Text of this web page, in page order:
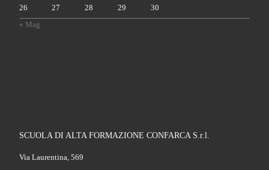
26 27 28 29
30
« Mag
SCUOLA DI ALTA FORMAZIONE CONFARCA S.r.l.
Via Laurentina, 569